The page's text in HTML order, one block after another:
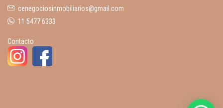
cenegociosinmobiliarios@gmail.com
11 5477 6333
Contacto